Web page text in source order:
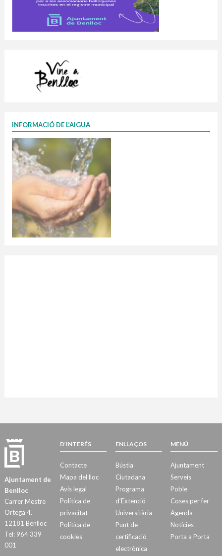
INFORMACIÓ DE L’AIGUA
Ajuntament de
Benlloc
Carrer Mestre
Ortega 4.
12181 Benlloc
Tel: 964 339
001
D’INTERÉS
Contacte
Mapa del lloc
Avís legal
Política de
privacitat
Política de
cookies
ENLLAÇOS
Bústia
Ciutadana
Programa
d’Extenció
Universitària
Punt de
certificació
electrònica
MENÚ
Ajuntament
Serveis
Poble
Coses per fer
Agenda
Notícies
Porta a Porta